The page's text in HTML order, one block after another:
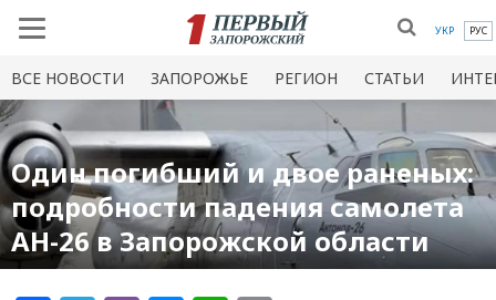
УКР РУС
ВСЕ НОВОСТИ ЗАПОРОЖЬЕ РЕГИОН СТАТЬИ
Один погибший и двое раненых:
подробности падения самолета
АН-26 в Запорожской области